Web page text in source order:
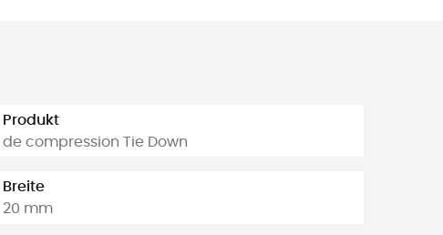
Produkt
de compression Tie Down
Breite
20 mm